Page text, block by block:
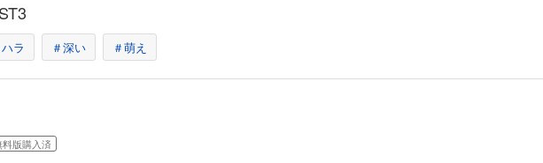
どこにでもいる普通の女子高生・小山ハルは、ある日交通事故に遭い、気づいたときには異世界に転移していた
チート能力も授けられず、男しか冒険者になれない状況で、ハルは酒場兼娼館『夜想の青猫亭』で働くことを決
する。同じく現代から転移した同級生・千葉セイジ、娼館で働く女性たちやハルに想いを寄せるスモーブとの出
いを経て、異世界に溶け込み初めたハルを待ち受ける運命とは……。Web上に掲載され、絶賛を受けた異色の異
界転生小説がついにコミカライズ！ 分冊版第13巻！
165円 (税込)
ラ ＃深い ＃萌え
料版購入済